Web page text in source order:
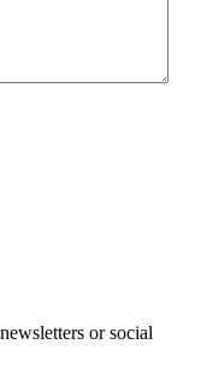
or social